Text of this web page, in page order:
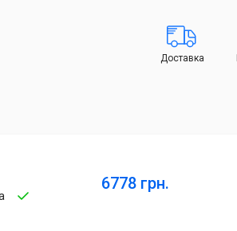
Доставка
6778 грн.